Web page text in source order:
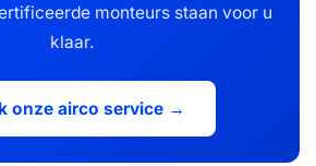
monteurs staan voor u
klaar.
onze airco service →